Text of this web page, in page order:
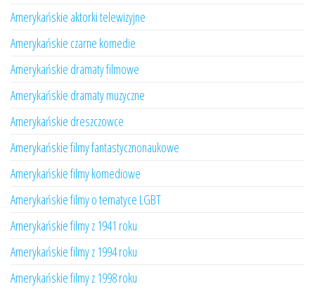
Amerykańskie aktorki telewizyjne
Amerykańskie czarne komedie
Amerykańskie dramaty filmowe
Amerykańskie dramaty muzyczne
Amerykańskie dreszczowce
Amerykańskie filmy fantastycznonaukowe
Amerykańskie filmy komediowe
Amerykańskie filmy o tematyce LGBT
Amerykańskie filmy z 1941 roku
Amerykańskie filmy z 1994 roku
Amerykańskie filmy z 1998 roku